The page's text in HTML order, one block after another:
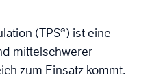
(TPS®) ist eine
mittelschwerer
zum Einsatz kommt.